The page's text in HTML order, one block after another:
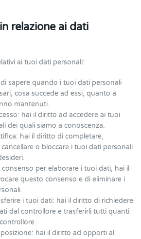
relazione ai dati
ai tuoi dati personali:
sapere quando i tuoi dati personali
cosa succede ad essi, quanto a
mantenuti.
hai il diritto ad accedere ai tuoi
dei quali siamo a conoscenza.
hai il diritto di completare,
o bloccare i tuoi dati personali
consenso per elaborare i tuoi dati, hai il
questo consenso e di eliminare i
i tuoi dati: hai il diritto di richiedere
dal controllore e trasferirli tutti quanti
hai il diritto ad opporti al